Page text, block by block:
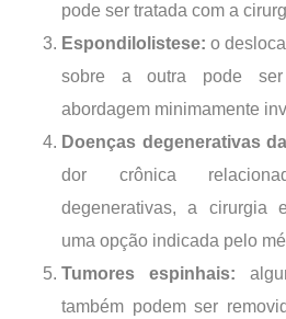
pode ser tratada com a
Espondilolistese: o
sobre a outra pode
abordagem minimamente
Doenças degenerativas
dor crônica
degenerativas, a cirurgia
uma opção indicada pelo
Tumores espinhais:
também podem ser